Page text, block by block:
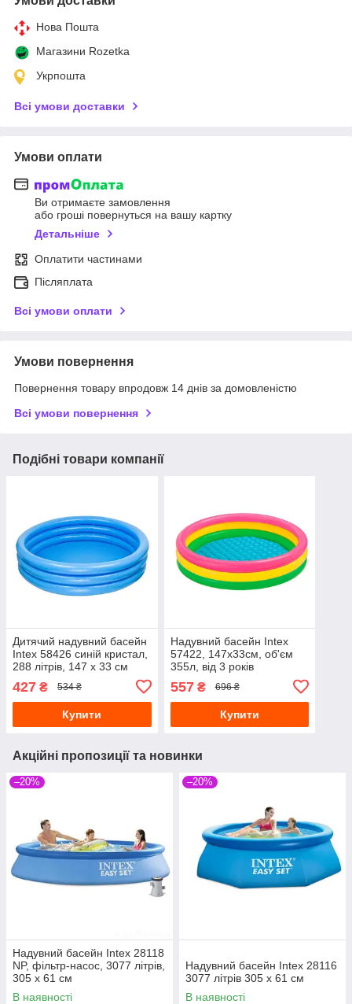
Нова Пошта
Магазини Rozetka
Укрпошта
Всі умови доставки
Умови оплати
Ви отримаєте замовлення
або гроші повернуться на вашу картку
Детальніше
Оплатити частинами
Післяплата
Всі умови оплати
Умови повернення
Повернення товару впродовж 14 днів за домовленістю
Всі умови повернення
Подібні товари компанії
Дитячий надувний басейн
Intex 58426 синій кристал,
288 літрів, 147 х 33 см
427 ₴ 534 ₴
Купити
Надувний басейн Intex
57422, 147х33см, об'єм
355л, від 3 років
557₴ 696 ₴
Купити
Акційні пропозиції та новинки
–20%
Надувний басейн Intex 28118
NP, фільтр-насос, 3077 літрів,
305 х 61 см
В наявності
–20%
Надувний басейн Intex 28116
3077 літрів 305 х 61 см
В наявності